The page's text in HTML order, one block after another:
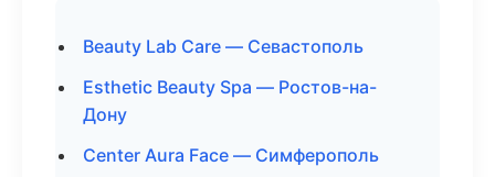
Beauty Lab Care — Севастополь
Esthetic Beauty Spa — Ростов-на-
Дону
Center Aura Face — Симферополь